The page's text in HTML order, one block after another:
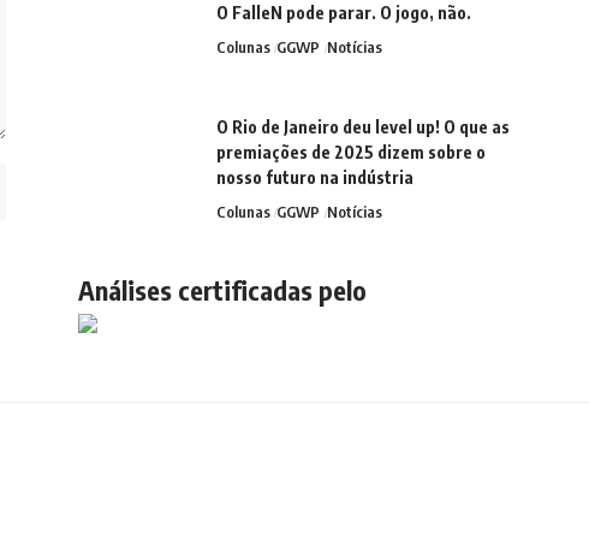
O FalleN pode parar. O jogo, não.
Colunas GGWP Notícias
O Rio de Janeiro deu level up! O que as
premiações de 2025 dizem sobre o
nosso futuro na indústria
Colunas GGWP Notícias
Análises certificadas pelo